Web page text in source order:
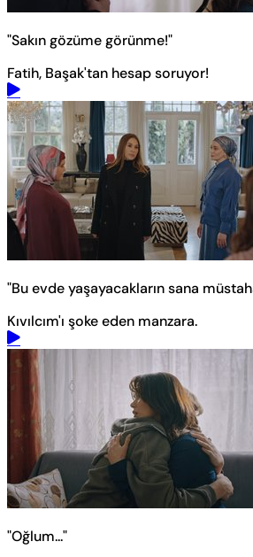
"Sakın gözüme görünme!"
Fatih, Başak'tan hesap soruyor!
"Bu evde yaşayacakların sana
Kıvılcım'ı şoke eden manzara.
"Oğlum..."